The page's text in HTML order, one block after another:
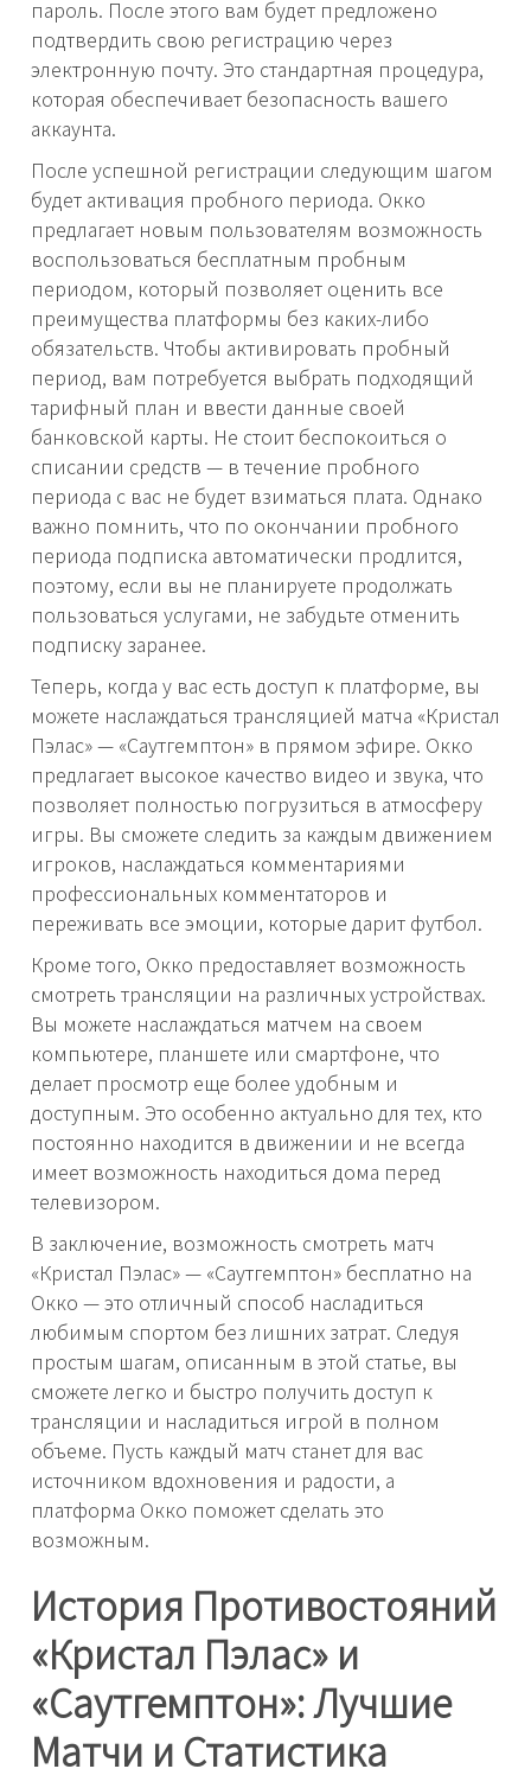
пароль. После этого вам будет предложено
подтвердить свою регистрацию через
электронную почту. Это стандартная процедура,
которая обеспечивает безопасность вашего
аккаунта.
После успешной регистрации следующим шагом
будет активация пробного периода. Окко
предлагает новым пользователям возможность
воспользоваться бесплатным пробным
периодом, который позволяет оценить все
преимущества платформы без каких-либо
обязательств. Чтобы активировать пробный
период, вам потребуется выбрать подходящий
тарифный план и ввести данные своей
банковской карты. Не стоит беспокоиться о
списании средств — в течение пробного
периода с вас не будет взиматься плата. Однако
важно помнить, что по окончании пробного
периода подписка автоматически продлится,
поэтому, если вы не планируете продолжать
пользоваться услугами, не забудьте отменить
подписку заранее.
Теперь, когда у вас есть доступ к платформе, вы
можете наслаждаться трансляцией матча «Кристал
Пэлас» — «Саутгемптон» в прямом эфире. Окко
предлагает высокое качество видео и звука, что
позволяет полностью погрузиться в атмосферу
игры. Вы сможете следить за каждым движением
игроков, наслаждаться комментариями
профессиональных комментаторов и
переживать все эмоции, которые дарит футбол.
Кроме того, Окко предоставляет возможность
смотреть трансляции на различных устройствах.
Вы можете наслаждаться матчем на своем
компьютере, планшете или смартфоне, что
делает просмотр еще более удобным и
доступным. Это особенно актуально для тех, кто
постоянно находится в движении и не всегда
имеет возможность находиться дома перед
телевизором.
В заключение, возможность смотреть матч
«Кристал Пэлас» — «Саутгемптон» бесплатно на
Окко — это отличный способ насладиться
любимым спортом без лишних затрат. Следуя
простым шагам, описанным в этой статье, вы
сможете легко и быстро получить доступ к
трансляции и насладиться игрой в полном
объеме. Пусть каждый матч станет для вас
источником вдохновения и радости, а
платформа Окко поможет сделать это
возможным.
История Противостояний
«Кристал Пэлас» и
«Саутгемптон»: Лучшие
Матчи и Статистика